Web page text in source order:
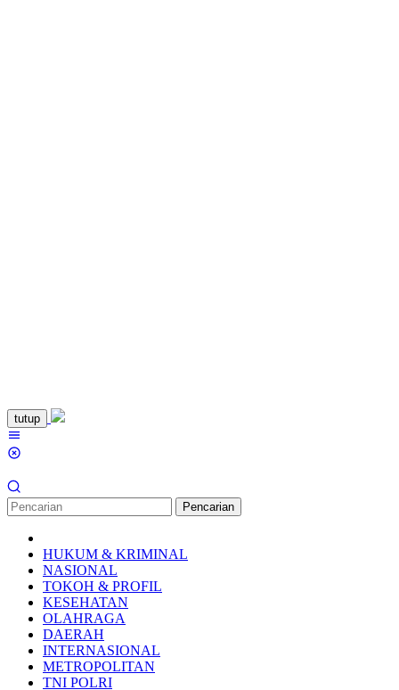
Loncat
ke
konten
tutup
Pencarian
HUKUM & KRIMINAL
NASIONAL
TOKOH & PROFIL
KESEHATAN
OLAHRAGA
DAERAH
INTERNASIONAL
METROPOLITAN
TNI POLRI